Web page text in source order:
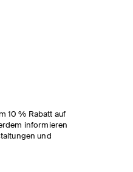
10 % Rabatt auf
informieren
und